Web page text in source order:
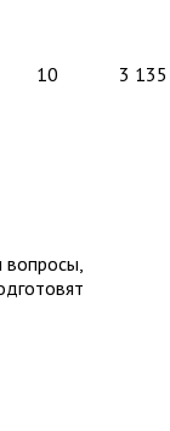
10 3 135